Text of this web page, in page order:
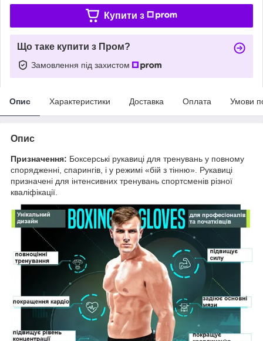
Купити з
Що таке купити з Пром?
Замовлення під захистом
Опис Характеристики Доставка Оплата Умови
Опис
Призначення: Боксерські рукавиці для тренувань у повному
спорядженні, спарингів, і у режимі «бій з тінню». Рукавиці
призначені для інтенсивних тренувань спортсменів різної
кваліфікації.